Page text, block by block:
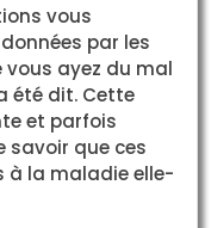
vous
par les
vous ayez du mal
été dit. Cette
et parfois
savoir que ces
à la maladie elle-